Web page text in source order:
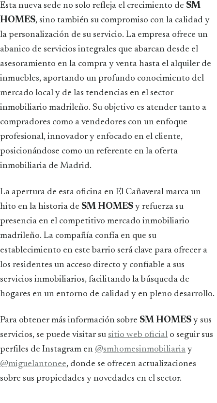
Esta nueva sede no solo refleja el crecimiento de SM
HOMES, sino también su compromiso con la calidad y
la personalización de su servicio. La empresa ofrece un
abanico de servicios integrales que abarcan desde el
asesoramiento en la compra y venta hasta el alquiler de
inmuebles, aportando un profundo conocimiento del
mercado local y de las tendencias en el sector
inmobiliario madrileño. Su objetivo es atender tanto a
compradores como a vendedores con un enfoque
profesional, innovador y enfocado en el cliente,
posicionándose como un referente en la oferta
inmobiliaria de Madrid.
La apertura de esta oficina en El Cañaveral marca un
hito en la historia de SM HOMES y refuerza su
presencia en el competitivo mercado inmobiliario
madrileño. La compañía confía en que su
establecimiento en este barrio será clave para ofrecer a
los residentes un acceso directo y confiable a sus
servicios inmobiliarios, facilitando la búsqueda de
hogares en un entorno de calidad y en pleno desarrollo.
Para obtener más información sobre SM HOMES y sus
servicios, se puede visitar su sitio web oficial o seguir sus
perfiles de Instagram en @smhomesinmobiliaria y
@miguelantonee, donde se ofrecen actualizaciones
sobre sus propiedades y novedades en el sector.